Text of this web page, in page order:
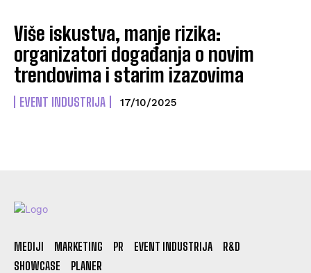
Više iskustva, manje rizika:
organizatori događanja o novim
trendovima i starim izazovima
EVENT INDUSTRIJA 17/10/2025
MEDIJI MARKETING PR EVENT INDUSTRIJA
R&D
SHOWCASE
PLANER